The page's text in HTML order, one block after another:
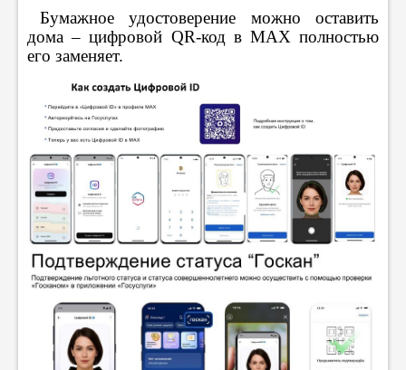
⠀Бумажное удостоверение можно оставить
дома – цифровой QR-код в MAX полностью
его заменяет.